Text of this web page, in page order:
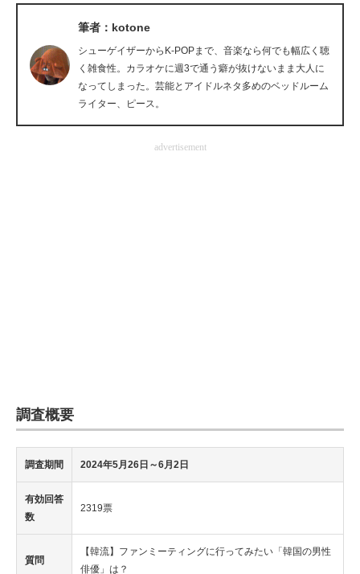
電子設計の基本と応用
エネルギーの専門メディア
ちょっと気になるネットの話題
筆者：kotone
シューゲイザーからK-POPまで、音楽なら何でも幅広く聴
く雑食性。カラオケに週3で通う癖が抜けないまま大人に
なってしまった。芸能とアイドルネタ多めのベッドルーム
ライター、ピース。
advertisement
調査概要
調査期間 2024年5月26日 ～6月2日
有効回答
数
2319票
質問
【韓流】ファンミーティングに行ってみたい「韓国の男性
俳優」は？